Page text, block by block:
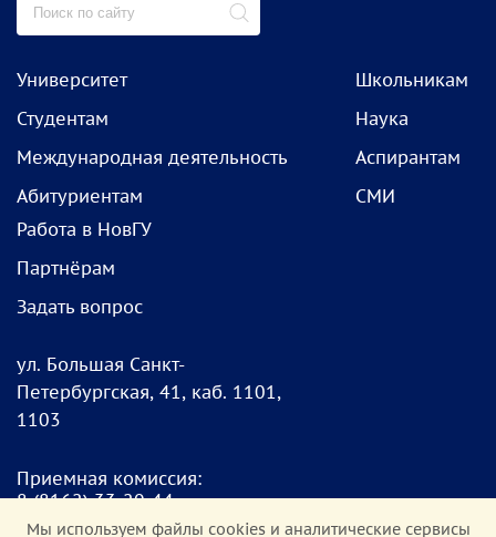
Университет
Студентам
Международная деятельность
Абитуриентам
Школьникам
Наука
Аспирантам
СМИ
Работа в НовГУ
Партнёрам
Задать вопрос
ул. Большая Санкт-
Петербургская, 41, каб. 1101,
1103
Приемная комиссия:
8(8162) 33-20-44
pk@novsu.ru
Мы используем файлы cookies и аналитические сервисы